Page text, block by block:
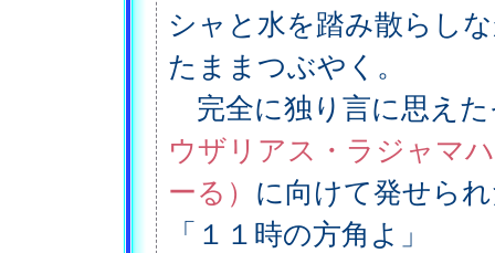
シャと水を踏み散らし
たままつぶやく。
完全に独り言に思えた
ウザリアス・ラジャマ
ーる） に向けて発せら
「１１時の方角よ」